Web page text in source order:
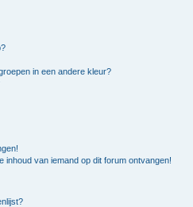
in een andere kleur?
inhoud van iemand op dit forum ontvangen!